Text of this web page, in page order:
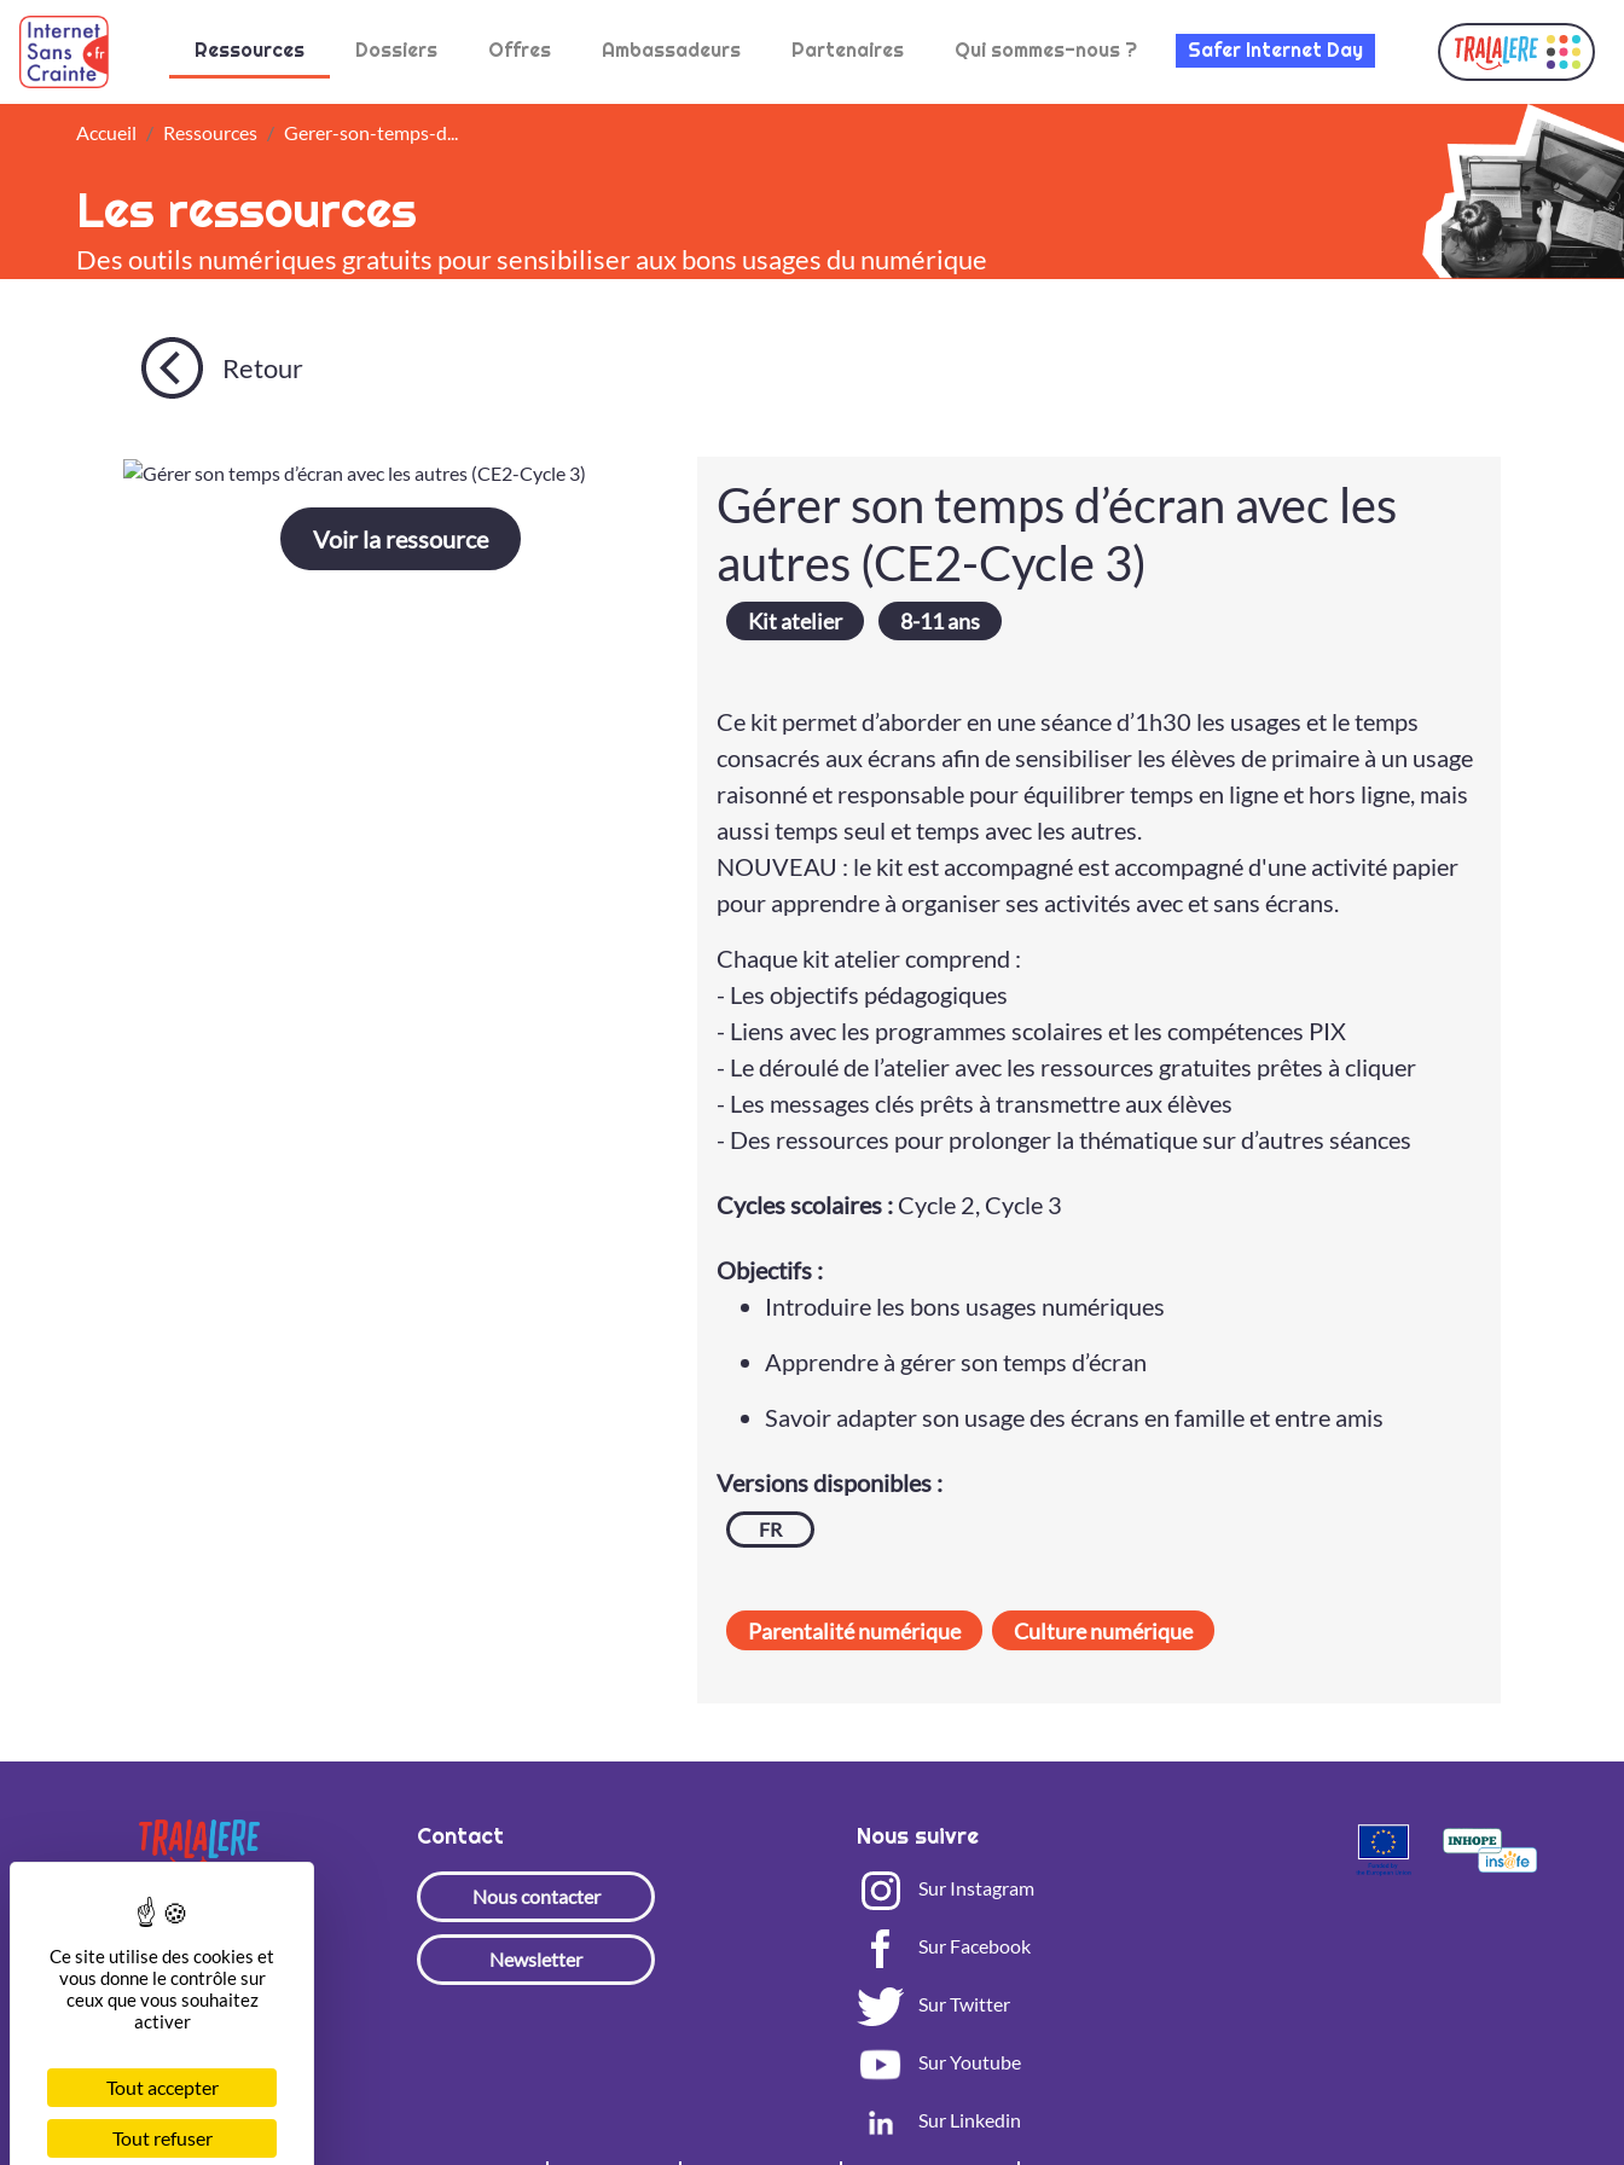
Panneau de gestion des cookies
Ce site utilise des cookies et
vous donne le contrôle sur
ceux que vous souhaitez
activer
Tout accepter
Tout refuser
Ressources Dossiers Offres Ambassadeurs Partenaires Qui sommes-nous ? Safer Internet Day
Accueil Ressources Gerer-son-temps-d...
Les ressources
Des outils numériques gratuits pour sensibiliser aux bons usages du numérique
Retour
Voir la ressource
Gérer son temps d’écran avec les
autres (CE2-Cycle 3)
Kit atelier 8-11 ans
Ce kit permet d’aborder en une séance d’1h30 les usages et le temps
consacrés aux écrans afin de sensibiliser les élèves de primaire à un usage
raisonné et responsable pour équilibrer temps en ligne et hors ligne, mais
aussi temps seul et temps avec les autres.
NOUVEAU : le kit est accompagné est accompagné d'une activité papier
pour apprendre à organiser ses activités avec et sans écrans.
Chaque kit atelier comprend :
- Les objectifs pédagogiques
- Liens avec les programmes scolaires et les compétences PIX
- Le déroulé de l’atelier avec les ressources gratuites prêtes à cliquer
- Les messages clés prêts à transmettre aux élèves
- Des ressources pour prolonger la thématique sur d’autres séances
Cyclesscolaires : Cycle 2, Cycle 3
Objectifs :
Introduire les bons usages numériques
Apprendre à gérer son temps d’écran
Savoir adapter son usage des écrans en famille et entre amis
Versions disponibles :
FR
Parentalité numérique Culture numérique
Contact
Nous contacter
Newsletter
Nous suivre
Sur Instagram
Sur Facebook
Sur Twitter
Sur Youtube
Sur Linkedin